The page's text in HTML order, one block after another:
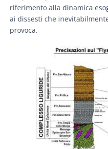
riferimento alla dinamica
ai dissesti che
provoca.